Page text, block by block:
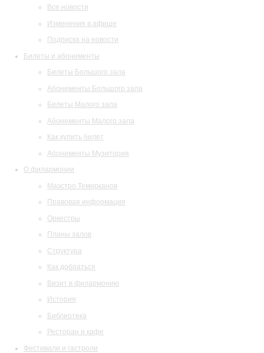
Все новости
Изменения в афише
Подписка на новости
Билеты и абонементы
Билеты Большого зала
Абонементы Большого зала
Билеты Малого зала
Абонементы Малого зала
Как купить билет
Абонементы Музитория
О филармонии
Маэстро Темирканов
Правовая информация
Оркестры
Планы залов
Структура
Как добраться
Визит в филармонию
История
Библиотека
Ресторан и кафе
Фестивали и гастроли